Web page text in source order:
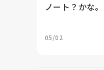
ノート？かな。
05/02